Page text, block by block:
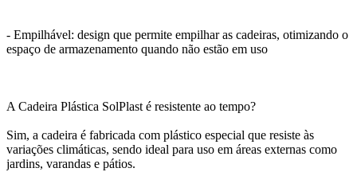
- Empilhável: design que permite empilhar as cadeiras, otimizando o
espaço de armazenamento quando não estão em uso
A Cadeira Plástica SolPlast é resistente ao tempo?
Sim, a cadeira é fabricada com plástico especial que resiste às
variações climáticas, sendo ideal para uso em áreas externas como
jardins, varandas e pátios.